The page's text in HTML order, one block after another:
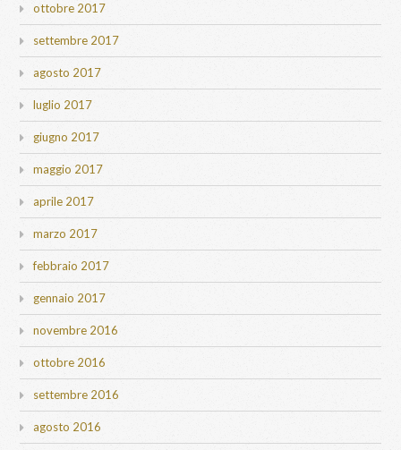
ottobre 2017
settembre 2017
agosto 2017
luglio 2017
giugno 2017
maggio 2017
aprile 2017
marzo 2017
febbraio 2017
gennaio 2017
novembre 2016
ottobre 2016
settembre 2016
agosto 2016